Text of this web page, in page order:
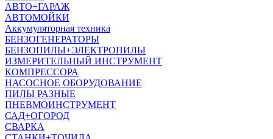
АВТО+ГАРАЖ
АВТОМОЙКИ
Аккумуляторная техника
БЕНЗОГЕНЕРАТОРЫ
БЕНЗОПИЛЫ+ЭЛЕКТРОПИЛЫ
ИЗМЕРИТЕЛЬНЫЙ ИНСТРУМЕНТ
КОМПРЕССОРА
НАСОСНОЕ ОБОРУДОВАНИЕ
ПИЛЫ РАЗНЫЕ
ПНЕВМОИНСТРУМЕНТ
САД+ОГОРОД
СВАРКА